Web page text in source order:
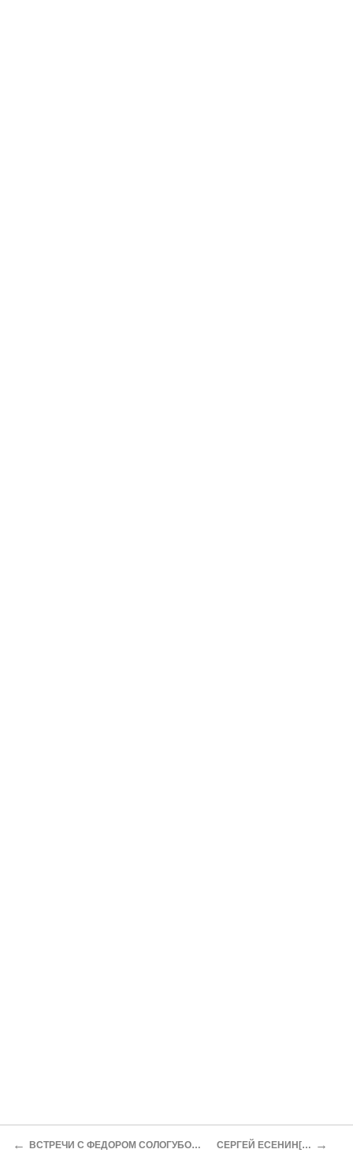
← ВСТРЕЧИ С ФЕДОРОМ СОЛОГУБОМ[80] СЕРГЕЙ ЕСЕНИН[83] →